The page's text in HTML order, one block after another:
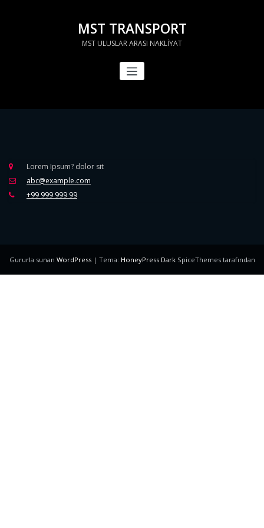
MST TRANSPORT
MST ULUSLAR ARASI NAKLİYAT
Lorem Ipsum? dolor sit
abc@example.com
+99 999 999 99
Gururla sunan WordPress | Tema: HoneyPress DarkSpiceThemes tarafından